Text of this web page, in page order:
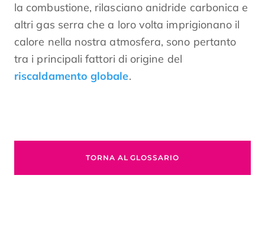
la combustione, rilasciano anidride carbonica e
altri gas serra che a loro volta imprigionano il
calore nella nostra atmosfera, sono pertanto
tra i principali fattori di origine del
riscaldamento globale.
TORNA AL GLOSSARIO